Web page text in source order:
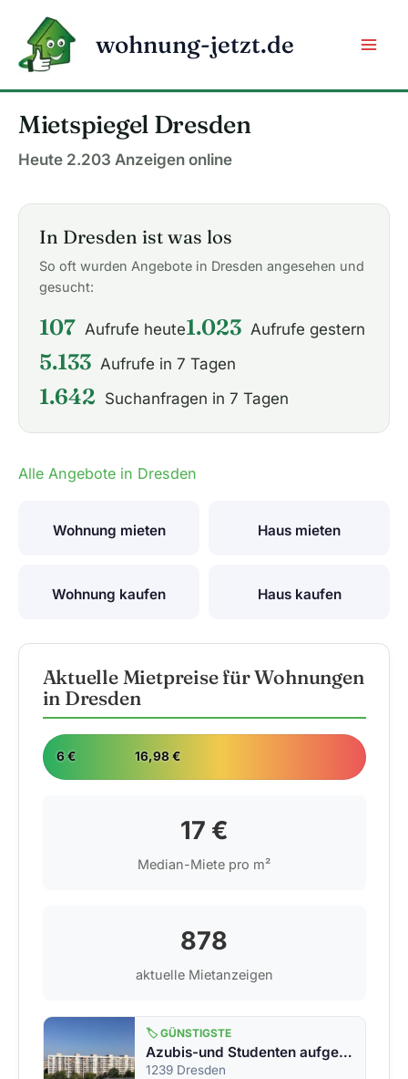
Inhalt
springen
wohnung-jetzt.de
Mietspiegel Dresden
Heute 2.203 Anzeigen online
In Dresden ist was los
So oft wurden Angebote in Dresden angesehen und
gesucht:
107 Aufrufe heute1.023 Aufrufe gestern
5.133 Aufrufe in 7 Tagen
1.642 Suchanfragen in 7 Tagen
Alle Angebote in Dresden
Wohnung mieten Haus mieten
Wohnung kaufen Haus kaufen
Aktuelle Mietpreise für Wohnungen
in Dresden
6 € 16,98 €
17 €
Median-Miete pro m²
878
aktuelle Mietanzeigen
🏷️ GÜNSTIGSTE
Azubis-und Studenten aufgepasst! Kleine, aber feine Singlewohnung.
1239 Dresden